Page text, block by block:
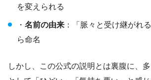
を変えられる
・ 名前の由来 ：「脈々と受け継がれ
ら命名
しかし、この公式の説明とは裏腹に、